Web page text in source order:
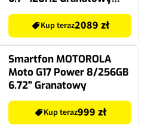
SM-A576
Kup teraz2089 zł
Smartfon MOTOROLA
Moto G17 Power 8/256GB
6.72" Granatowy
Kup teraz999 zł